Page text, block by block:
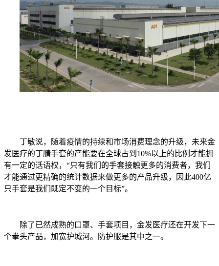
丁敏说，随着疫情的持续和市场消费理念的升级，未来金
发医疗的丁腈手套的产能要在全球占到10%以上的比例才能拥
有一定的话语权，“只有我们的手套接触更多的消费者，我们
才能通过更精确的统计数据来做更多的产品升级，因此400亿
只手套是我们既定不变的一个目标”。
除了已然成熟的口罩、手套项目，金发医疗还在开发下一
个拳头产品，加宽护城河。防护服是其中之一。